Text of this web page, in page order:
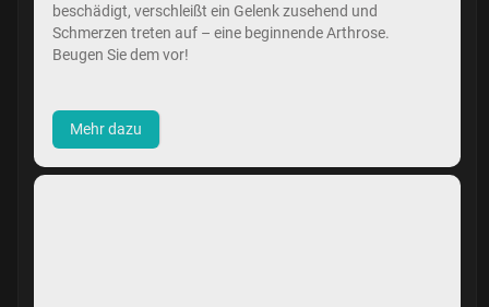
beschädigt, verschleißt ein Gelenk zusehend und
Schmerzen treten auf – eine beginnende Arthrose.
Beugen Sie dem vor!
Mehr dazu